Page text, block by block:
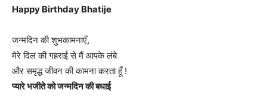
Happy Birthday Bhatije
जन्मदिन की शुभकामनाएँ,
मेरे दिल की गहराई से मैं आपके लंबे
और समृद्ध जीवन की कामना करता हूँ !
प्यारे भजीते को जन्मदिन की बधाई